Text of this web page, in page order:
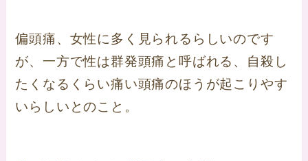
偏頭痛、女性に多く見られるらしいのです
が、一方で性は群発頭痛と呼ばれる、自殺し
たくなるくらい痛い頭痛のほうが起こりやす
いらしいとのこと。